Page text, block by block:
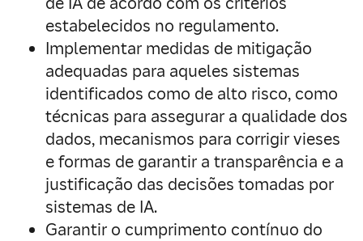
estabelecidos no regulamento.
Implementar medidas de mitigação
adequadas para aqueles sistemas
identificados como de alto risco, como
técnicas para assegurar a qualidade dos
dados, mecanismos para corrigir vieses
e formas de garantir a transparência e a
justificação das decisões tomadas por
sistemas de IA.
Garantir o cumprimento contínuo do